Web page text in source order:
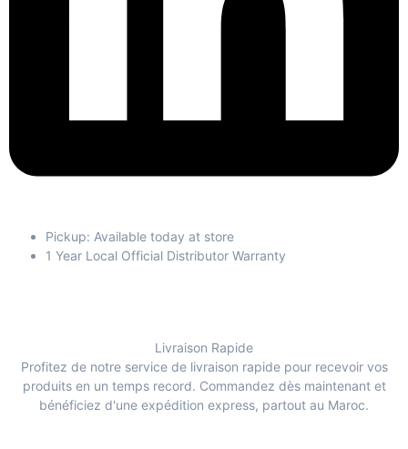
Pickup: Available today at store
1 Year Local Official Distributor Warranty
Livraison Rapide
Profitez de notre service de livraison rapide pour recevoir vos
produits en un temps record. Commandez dès maintenant et
bénéficiez d'une expédition express, partout au Maroc.